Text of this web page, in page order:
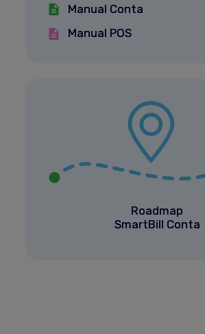
Manual Conta
Manual POS
Roadmap
SmartBill Conta